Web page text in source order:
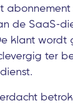
de SaaS-
klant
ter